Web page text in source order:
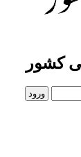
کشور